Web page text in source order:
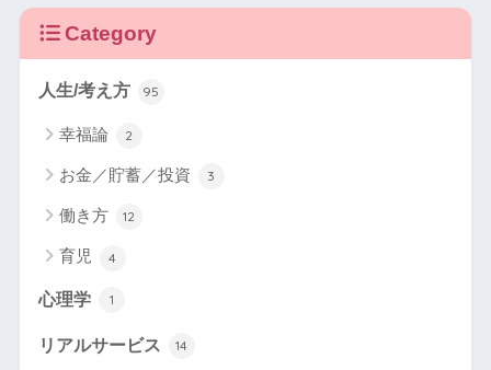
Category
人生/考え方 95
幸福論 2
お金／貯蓄／投資 3
働き方 12
育児 4
心理学 1
リアルサービス 14